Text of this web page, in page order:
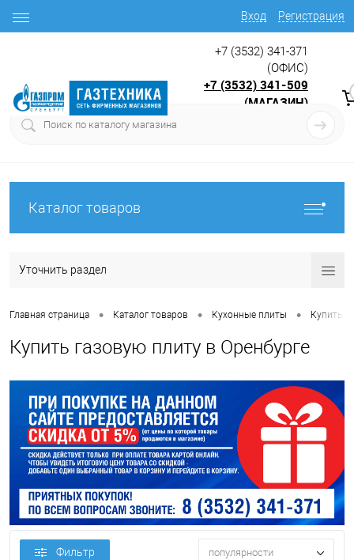
Вход Регистрация
+7 (3532) 341-371
(ОФИС)
+7 (3532) 341-509
(МАГАЗИН)
Каталог товаров
Уточнить раздел
Главная страница • Каталог товаров • Кухонные плиты • Купить
Купить газовую плиту в Оренбурге
Фильтр популярности